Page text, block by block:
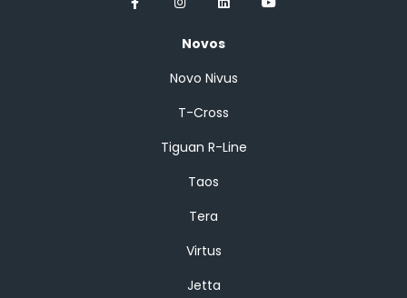
Novos
Novo Nivus
T-Cross
Tiguan R-Line
Taos
Tera
Virtus
Jetta